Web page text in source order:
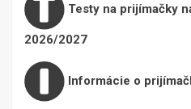
Testy na prijímačky
2026/2027
Informácie o